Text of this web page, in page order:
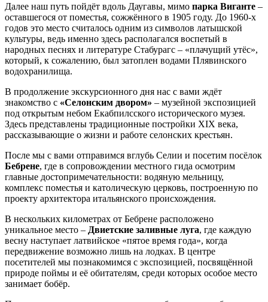
Далее наш путь пойдёт вдоль Даугавы, мимо парка Виганте –
оставшегося от поместья, сожжённого в 1905 году. До 1960-х
годов это место считалось одним из символов латышской
культуры, ведь именно здесь располагался воспетый в
народных песнях и литературе Стабурагс – «плачущий утёс»,
который, к сожалению, был затоплен водами Плявинского
водохранилища.
В продолжение экскурсионного дня нас с вами ждёт
знакомство с «Селонским двором» – музейной экспозицией
под открытым небом Екабпилсского исторического музея.
Здесь представлены традиционные постройки XIX века,
рассказывающие о жизни и работе селонских крестьян.
После мы с вами отправимся вглубь Селии и посетим посёлок
Бебрене, где в сопровождении местного гида осмотрим
главные достопримечательности: водяную мельницу,
комплекс поместья и католическую церковь, построенную по
проекту архитектора итальянского происхождения.
В нескольких километрах от Бебрене расположено
уникальное место – Двиетские заливные луга, где каждую
весну наступает латвийское «пятое время года», когда
передвижение возможно лишь на лодках. В центре
посетителей мы познакомимся с экспозицией, посвящённой
природе поймы и её обитателям, среди которых особое место
занимает бобёр.